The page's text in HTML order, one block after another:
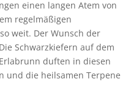
einen langen Atem von
regelmäßigen
weit. Der Wunsch der
Schwarzkiefern auf dem
duften in diesen
und die heilsamen Terpene